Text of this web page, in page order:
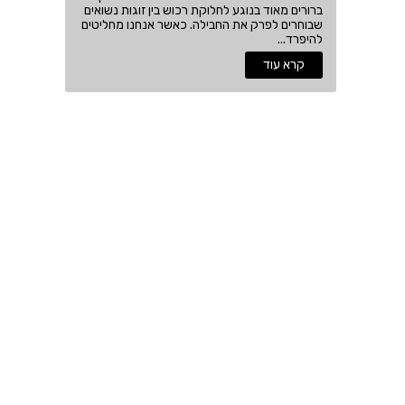
ברורים מאוד בנוגע לחלוקת רכוש בין זוגות נשואים
שבוחרים לפרק את החבילה. כאשר אנחנו מחליטים
להיפרד...
קרא עוד